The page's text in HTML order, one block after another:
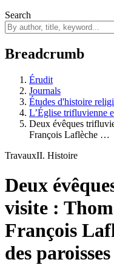
Search
Breadcrumb
Érudit
Journals
Études d'histoire
L’Église trifluvienne
Deux évêques
François Laflèche …
TravauxII. Histoire
Deux
visite :
François
des